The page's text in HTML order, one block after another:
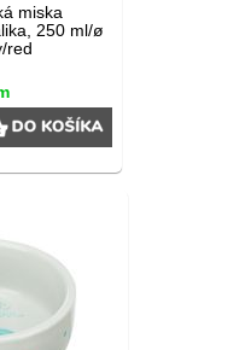
miska
250 ml/ø
red